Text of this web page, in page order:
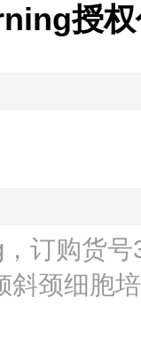
授
订购货
斜颈细胞